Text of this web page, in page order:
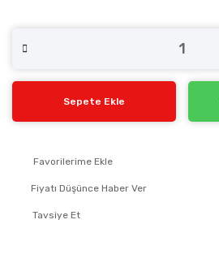
Sepete Ekle
Fiyatı Düşünce Haber Ver
Tavsiye Et